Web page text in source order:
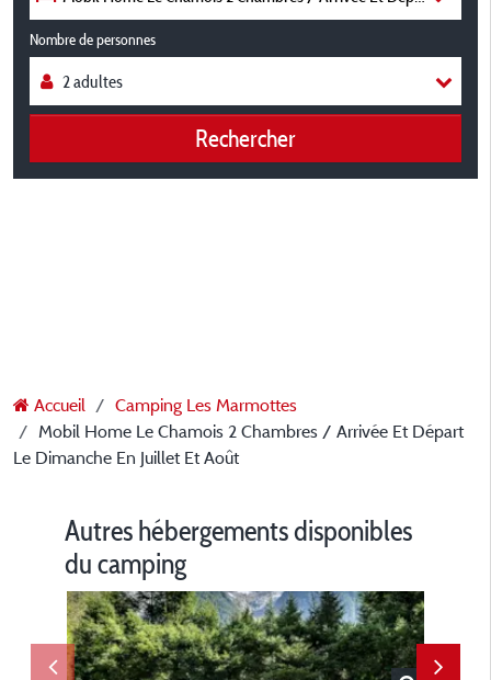
Nombre de personnes
Rechercher
Accueil
Camping Les Marmottes
Mobil Home Le Chamois 2 Chambres / Arrivée Et Départ
Le Dimanche En Juillet Et Août
Autres hébergements disponibles
du camping